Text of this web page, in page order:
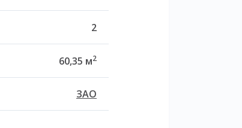
2
60,35 м2
ЗАО